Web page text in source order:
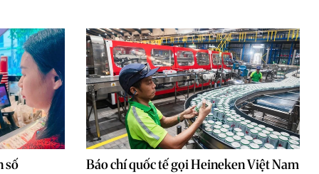
số
Báo chí quốc tế gọi Heineken Việt Nam